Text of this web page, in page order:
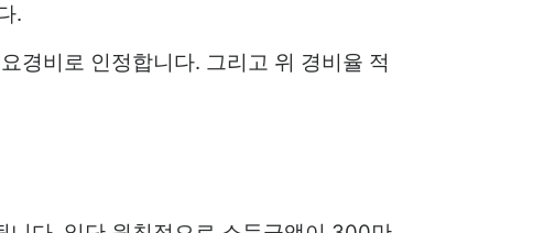
.
경비로 인정합니다. 그리고 위 경비율 적